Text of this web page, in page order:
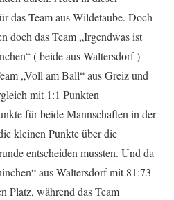
das Team aus Wildetaube. Doch
doch das Team „Irgendwas ist
( beide aus Waltersdorf )
„Voll am Ball“ aus Greiz und
mit 1:1 Punkten
für beide Mannschaften in der
kleinen Punkte über die
entscheiden mussten. Und da
aus Waltersdorf mit 81:73
Platz, während das Team